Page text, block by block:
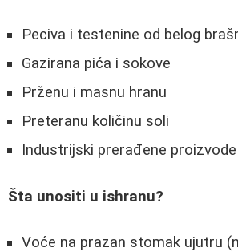
Peciva i testenine od belog
Gazirana pića i sokove
Prženu i masnu hranu
Preteranu količinu soli
Industrijski prerađene proizvode
Šta unositi u ishranu?
Voće na prazan stomak ujutru